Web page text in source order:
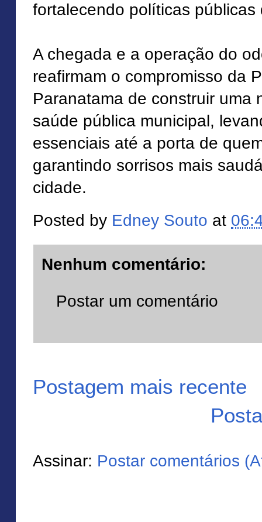
fortalecendo políticas públicas
A chegada e a operação do
reafirmam o compromisso da
Paranatama de construir uma
saúde pública municipal,
essenciais até a porta de
garantindo sorrisos mais
cidade.
Posted by Edney Souto at
Nenhum comentário:
Postar um comentário
Postagem mais recente
Assinar: Postar comentários